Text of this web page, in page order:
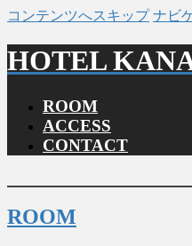
コンテンツへスキップ ナビ
HOTEL
ROOM
ACCESS
CONTACT
ROOM